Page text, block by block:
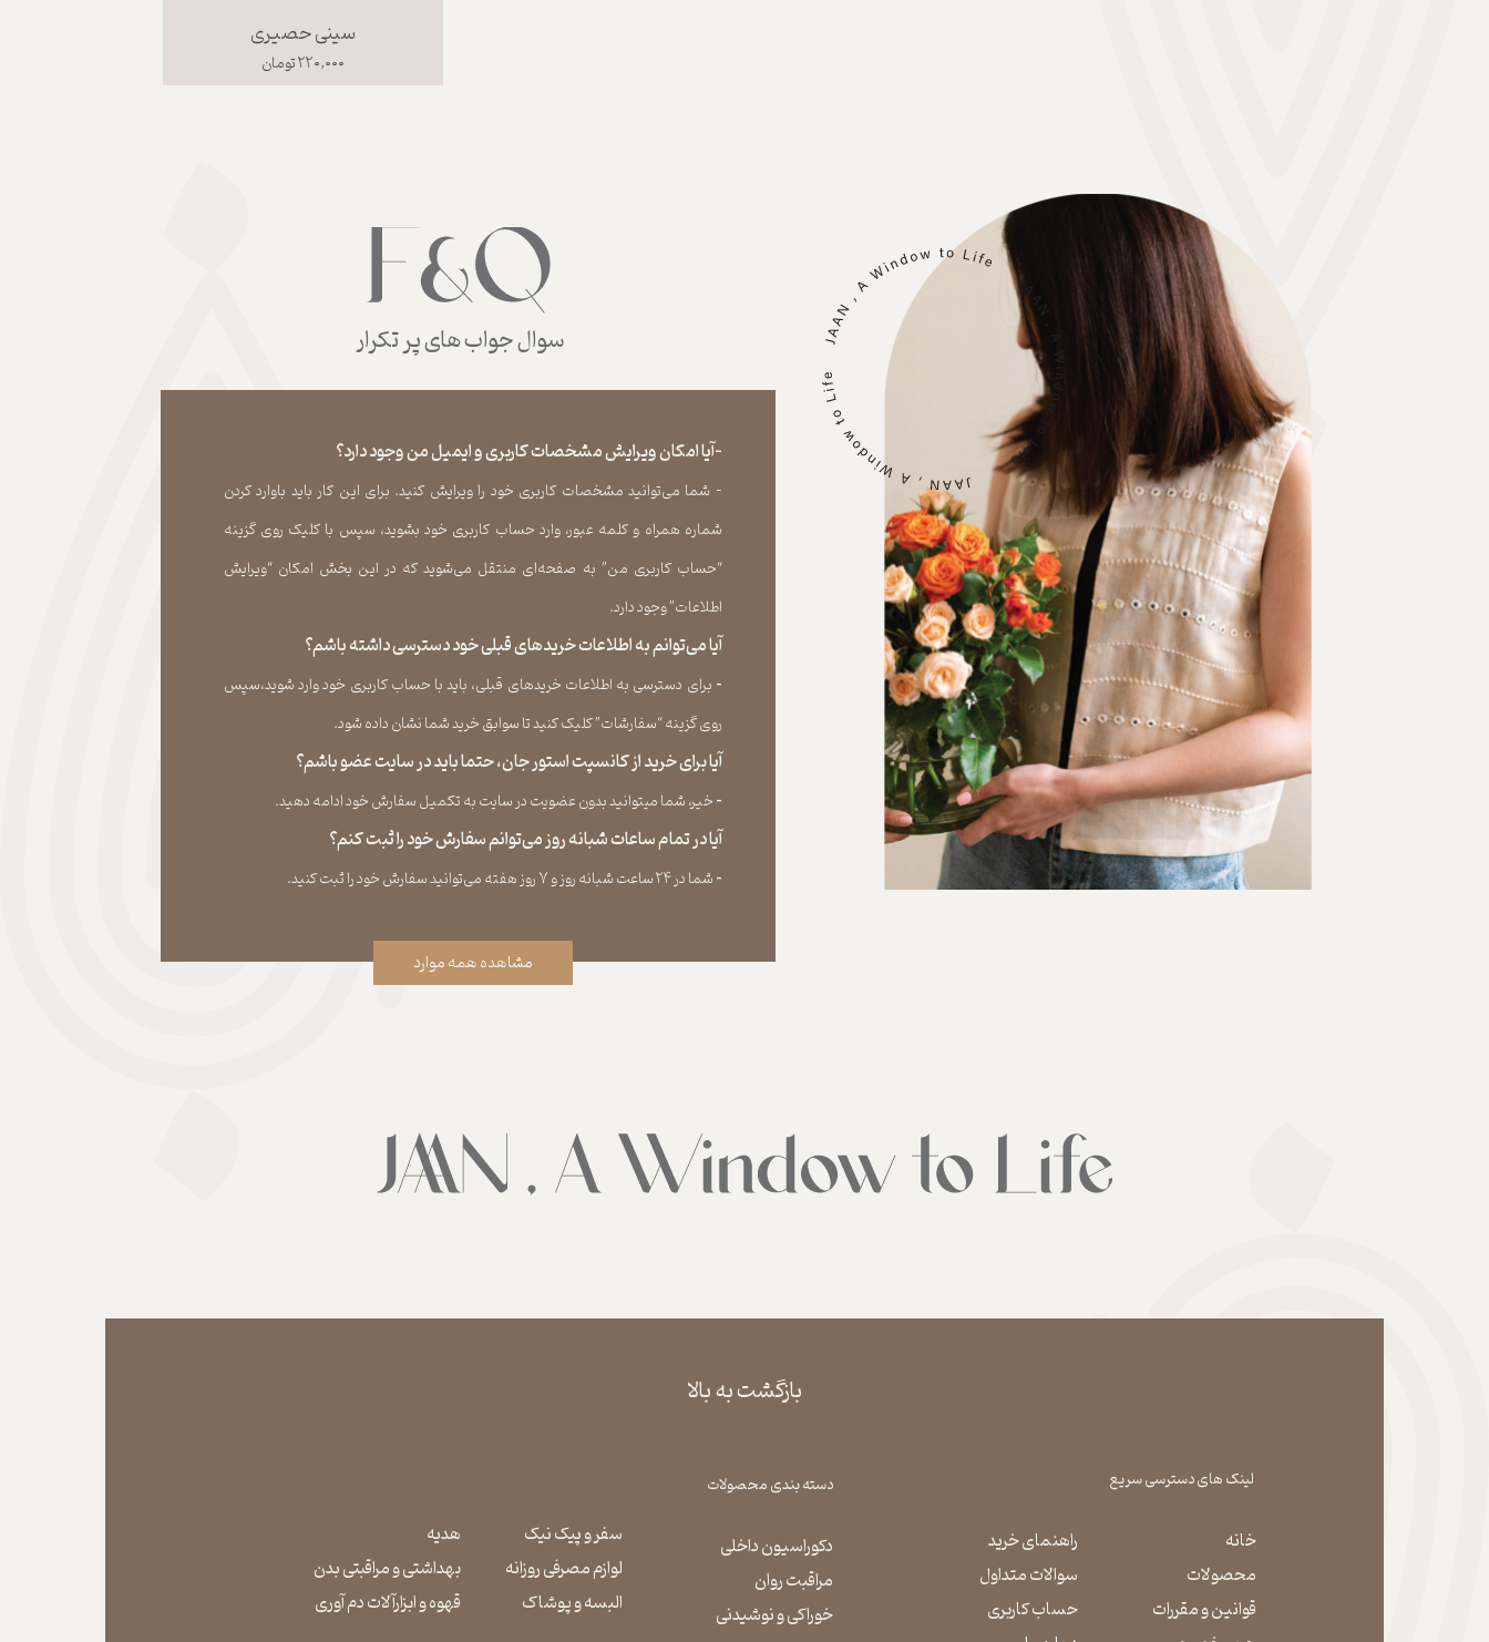
سینی حصیری
۲۲۰,۰۰۰ تومان
سوال جواب های پر تکرار
-آیا امکان ویرایش مشخصات کاربری و ایمیل من وجود دارد؟
- شما می‏‌توانید مشخصات کاربری خود را ویرایش کنید. برای این کار باید باوارد کردن
شماره همراه و کلمه عبور، وارد حساب کاربری خود بشوید، سپس با کلیک روی گزینه
“حساب کاربری من” به صفحه‏‌ای منتقل می‏‌شوید که در این بخش امکان “ویرایش
اطلاعات” وجود دارد.​​​​​​​
آیا می‌‏توانم به اطلاعات خریدهای قبلی خود دسترسی داشته باشم؟
​​​​​​​- برای دسترسی به اطلاعات خریدهای قبلی، باید با حساب کاربری خود وارد شوید،سپس
روی گزینه “سفارشات” کلیک کنید تا سوابق خرید شما نشان داده ‏شود.​​​​​​​
آیا برای خرید از کانسپت استور جان، حتما باید در سایت عضو باشم؟
​​​​​​​- خیر، شما میتوانید بدون عضویت در سایت به تکمیل سفارش خود ادامه دهید.​​​​​​​
آیا در تمام ساعات شبانه روز می‌توانم سفارش خود را ثبت کنم؟
​​​​​​​​​​​​​​- شما در ۲۴ ساعت شبانه روز و ۷ روز هفته می‌‏توانید سفارش خود را ثبت کنید.
مشاهده همه موارد
بازگشت به بالا
لینک های دسترسی سریع دسته بندی محصولات
خانه
محصولات
قوانین و مقررات
راهنمای خرید
سوالات متداول
حساب کاربری
دکوراسیون داخلی
مراقبت روان
​​​​​​​خوراکی و نوشیدنی
سفر و پیک نیک
لوازم مصرفی روزانه
​​​​​​​البسه و پوشاک
هدیه
بهداشتی و مراقبتی بدن
​​​​​​​قهوه و ابزارآلات دم آوری